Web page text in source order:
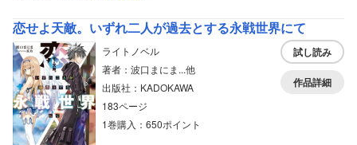
恋せよ天敵。いずれ二人が過去とする永戦世界にて
ライトノベル
著者：波口まにま...他
出版社：KADOKAWA
183ページ
1巻購入：650ポイント
試し読み
作品詳細